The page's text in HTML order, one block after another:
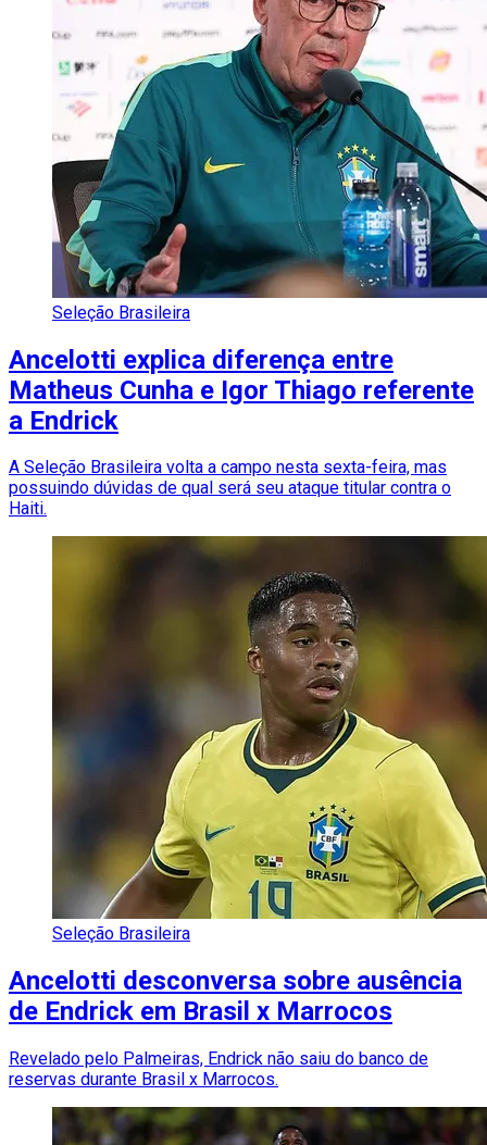
Seleção Brasileira
Ancelotti explica diferença entre
Matheus Cunha e Igor Thiago referente
a Endrick
A Seleção Brasileira volta a campo nesta sexta-feira, mas
possuindo dúvidas de qual será seu ataque titular contra o
Haiti.
Seleção Brasileira
Ancelotti desconversa sobre ausência
de Endrick em Brasil x Marrocos
Revelado pelo Palmeiras, Endrick não saiu do banco de
reservas durante Brasil x Marrocos.